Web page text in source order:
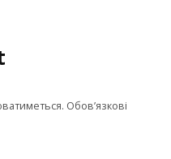
Обов’язкові